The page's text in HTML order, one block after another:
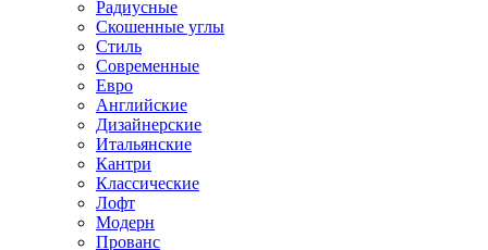
Радиусные
Скошенные углы
Стиль
Современные
Евро
Английские
Дизайнерские
Итальянские
Кантри
Классические
Лофт
Модерн
Прованс